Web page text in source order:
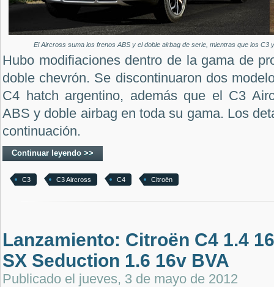
El Aircross suma los frenos ABS y el doble airbag de serie, mientras que los C3
Hubo modifiaciones dentro de la gama de
doble chevrón. Se discontinuaron dos
C4 hatch argentino, además que el C3
ABS y doble airbag en toda su gama. Los
continuación.
Continuar leyendo >>
C3 C3 Aircross C4 Citroën
Lanzamiento: Citroën C4 1.4
SX Seduction 1.6 16v BVA
Publicado el jueves, 3 de mayo de 2012